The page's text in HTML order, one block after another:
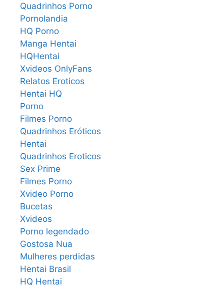
Quadrinhos Porno
Pornolandia
HQ Porno
Manga Hentai
HQHentai
Xvideos OnlyFans
Relatos Eroticos
Hentai HQ
Porno
Filmes Porno
Quadrinhos Eróticos
Hentai
Quadrinhos Eroticos
Sex Prime
Filmes Porno
Xvideo Porno
Bucetas
Xvideos
Porno legendado
Gostosa Nua
Mulheres perdidas
Hentai Brasil
HQ Hentai